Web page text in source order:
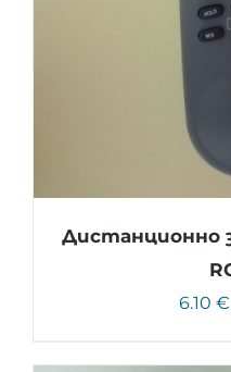
Дистанционно
6.10 €